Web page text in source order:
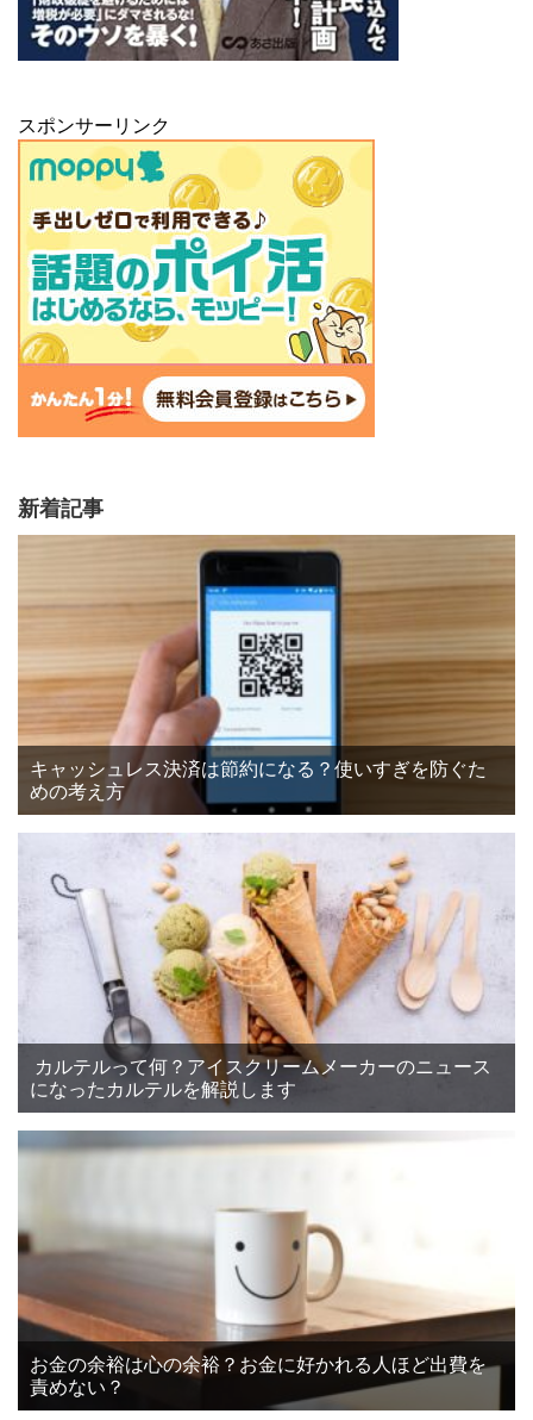
スポンサーリンク
新着記事
キャッシュレス決済は節約になる？使いすぎを防ぐた
めの考え方
カルテルって何？アイスクリームメーカーのニュース
になったカルテルを解説します
お金の余裕は心の余裕？お金に好かれる人ほど出費を
責めない？